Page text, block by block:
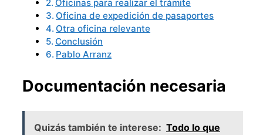
Oficinas para realizar el trámite
Oficina de expedición de pasaportes
Otra oficina relevante
Conclusión
Pablo Arranz
Documentación necesaria
Quizás también te interese: Todo lo que